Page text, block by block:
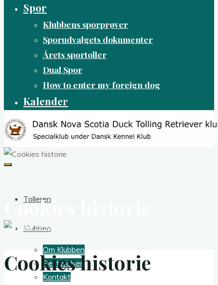
Spor
Klubbens sporprøver
Sporudvalgets dokumenter
Årets sportoller
Dual Spor
How to enter my foreign dog
Kalender
Tolleren
Klubben
Om Klubben
Bestyrelsen
Kontakt
Cookies historie
Sanne
Cookies historie